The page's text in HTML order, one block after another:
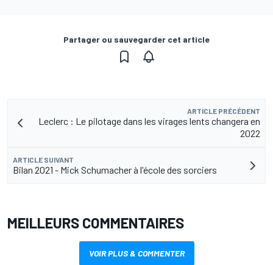
Partager ou sauvegarder cet article
ARTICLE PRÉCÉDENT
Leclerc : Le pilotage dans les virages lents changera en
2022
ARTICLE SUIVANT
Bilan 2021 - Mick Schumacher à l'école des sorciers
MEILLEURS COMMENTAIRES
VOIR PLUS & COMMENTER